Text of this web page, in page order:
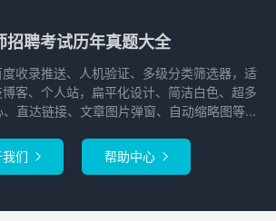
招聘考试历年真题大全
收录推送、人机验证、多级分类筛选器，适
客、个人站，扁平化设计、简洁白色、超多
直达链接、文章图片弹窗、自动缩略图等...
们  帮助中心 